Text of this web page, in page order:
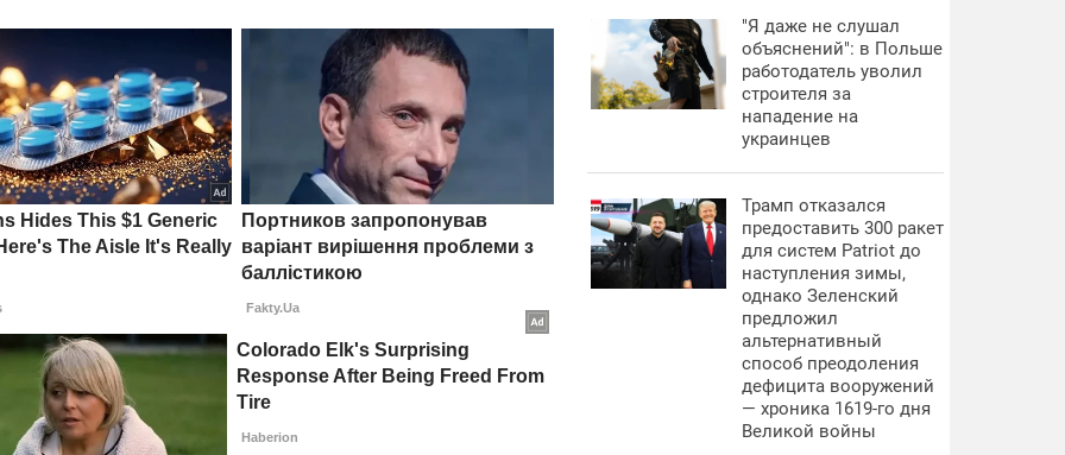
"Я даже не слушал
объяснений": в Польше
работодатель уволил
строителя за
нападение на
украинцев
Трамп отказался
предоставить 300 ракет
для систем Patriot до
наступления зимы,
однако Зеленский
предложил
альтернативный
способ преодоления
дефицита вооружений
— хроника 1619-го дня
Великой войны